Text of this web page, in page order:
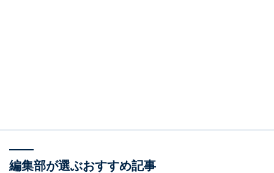
兼家の思惑どおりに。兼家は安倍晴明（ユースケ・サン
編集部が選ぶおすすめ記事